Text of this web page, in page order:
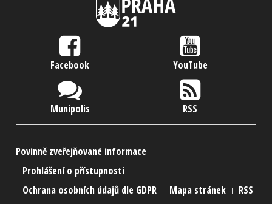
Facebook YouTube
Munipolis RSS
Povinně zveřejňované informace
Prohlášení o přístupnosti
Ochrana osobních údajů dle GDPR
Mapa stránek
RSS